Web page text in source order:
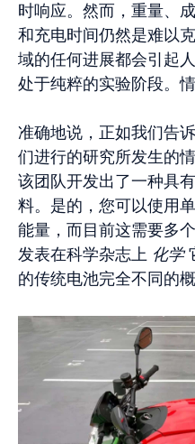
时响应。然而，重量、
和充电时间仍然是难以
域的任何进展都会引起
处于纯粹的实验阶段。情
准确地说，正如我们告
们进行的研究所发生的
该团队开发出了一种具
料。是的，您可以使用
能量，而目前这需要多
发表在科学杂志上 化学
的传统电池完全不同的概